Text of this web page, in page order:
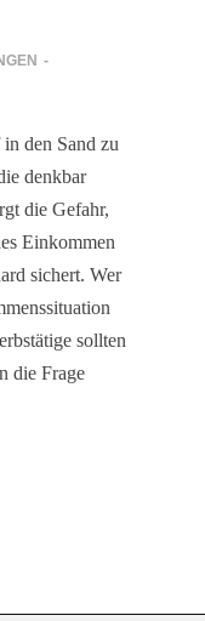
-
den Sand zu
denkbar
die Gefahr,
Einkommen
sichert. Wer
sollten
die Frage